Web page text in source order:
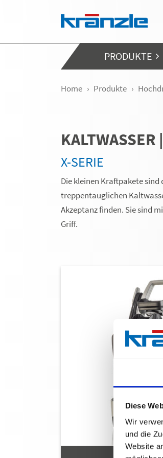
Diese
Wir
und die
Website
Navigation überspringen
PRODUKTE
Home Produkte
X-SERIE
Die kleinen Kraftpakete
treppentauglichen
Akzeptanz finden. Sie sind
Griff.
X 8/150